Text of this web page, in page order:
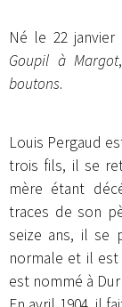
Né le 22
Goupil à Margot
boutons.
Louis Pergaud
trois fils, il se
mère étant
traces de son
seize ans, il se
normale et il est
est nommé à